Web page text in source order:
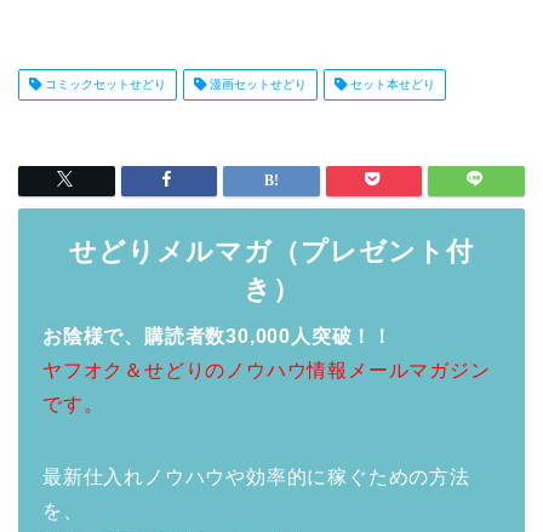
コミックセットせどり 漫画セットせどり セット本せどり
せどりメルマガ（プレゼント付
き）
お陰様で、購読者数30,000人突破！！
ヤフオク＆せどりのノウハウ情報メールマガジン
です。
最新仕入れノウハウや効率的に稼ぐための方法
を、